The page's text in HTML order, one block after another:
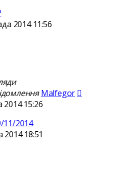
2014 11:56
Malfegor
2014 15:26
11/2014
2014 18:51